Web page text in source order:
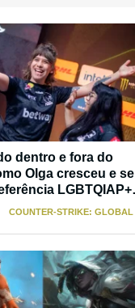
dentro e fora do
Olga cresceu e se
LGBTQIAP+